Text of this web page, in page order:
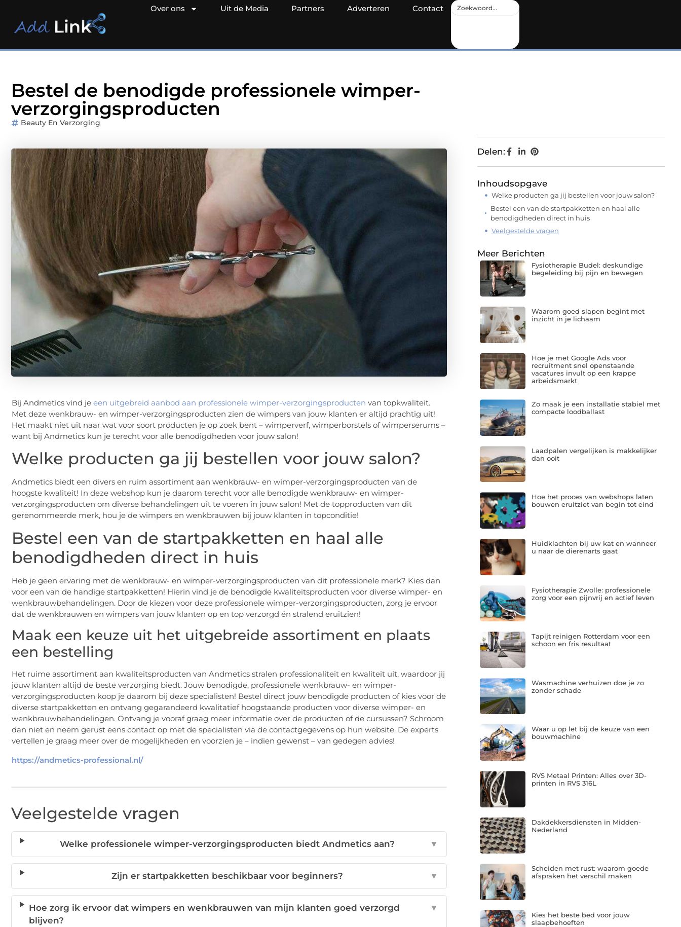
Over ons Uit de Media Partners Adverteren Contact
Bestel de benodigde professionele wimper-
verzorgingsproducten
Beauty En Verzorging
Bij Andmetics vind je een uitgebreid aanbod aan professionele wimper-verzorgingsproducten van topkwaliteit.
Met deze wenkbrauw- en wimper-verzorgingsproducten zien de wimpers van jouw klanten er altijd prachtig uit!
Het maakt niet uit naar wat voor soort producten je op zoek bent – wimperverf, wimperborstels of wimperserums –
want bij Andmetics kun je terecht voor alle benodigdheden voor jouw salon!
Welke producten ga jij bestellen voor jouw salon?
Andmetics biedt een divers en ruim assortiment aan wenkbrauw- en wimper-verzorgingsproducten van de
hoogste kwaliteit! In deze webshop kun je daarom terecht voor alle benodigde wenkbrauw- en wimper-
verzorgingsproducten om diverse behandelingen uit te voeren in jouw salon! Met de topproducten van dit
gerenommeerde merk, hou je de wimpers en wenkbrauwen bij jouw klanten in topconditie!
Bestel een van de startpakketten en haal alle
benodigdheden direct in huis
Heb je geen ervaring met de wenkbrauw- en wimper-verzorgingsproducten van dit professionele merk? Kies dan
voor een van de handige startpakketten! Hierin vind je de benodigde kwaliteitsproducten voor diverse wimper- en
wenkbrauwbehandelingen. Door de kiezen voor deze professionele wimper-verzorgingsproducten, zorg je ervoor
dat de wenkbrauwen en wimpers van jouw klanten op en top verzorgd én stralend eruitzien!
Maak een keuze uit het uitgebreide assortiment en plaats
een bestelling
Het ruime assortiment aan kwaliteitsproducten van Andmetics stralen professionaliteit en kwaliteit uit, waardoor jij
jouw klanten altijd de beste verzorging biedt. Jouw benodigde, professionele wenkbrauw- en wimper-
verzorgingsproducten koop je daarom bij deze specialisten! Bestel direct jouw benodigde producten of kies voor de
diverse startpakketten en ontvang gegarandeerd kwalitatief hoogstaande producten voor diverse wimper- en
wenkbrauwbehandelingen. Ontvang je vooraf graag meer informatie over de producten of de cursussen? Schroom
dan niet en neem gerust eens contact op met de specialisten via de contactgegevens op hun website. De experts
vertellen je graag meer over de mogelijkheden en voorzien je – indien gewenst – van gedegen advies!
https://andmetics-professional.nl/
Veelgestelde vragen
Welke professionele wimper-verzorgingsproducten biedt Andmetics aan? ▼
Zijn er startpakketten beschikbaar voor beginners? ▼
Hoe zorg ik ervoor dat wimpers en wenkbrauwen van mijn klanten goed verzorgd
blijven?
▼
Delen:
Inhoudsopgave
Welke producten ga jij bestellen voor jouw salon?
Bestel een van de startpakketten en haal alle
benodigdheden direct in huis
Veelgestelde vragen
Meer Berichten
Fysiotherapie Budel: deskundige
begeleiding bij pijn en bewegen
Waarom goed slapen begint met
inzicht in je lichaam
Hoe je met Google Ads voor
recruitment snel openstaande
vacatures invult op een krappe
arbeidsmarkt
Zo maak je een installatie stabiel met
compacte loodballast
Laadpalen vergelijken is makkelijker
dan ooit
Hoe het proces van webshops laten
bouwen eruitziet van begin tot eind
Huidklachten bij uw kat en wanneer
u naar de dierenarts gaat
Fysiotherapie Zwolle: professionele
zorg voor een pijnvrij en actief leven
Tapijt reinigen Rotterdam voor een
schoon en fris resultaat
Wasmachine verhuizen doe je zo
zonder schade
Waar u op let bij de keuze van een
bouwmachine
RVS Metaal Printen: Alles over 3D-
printen in RVS 316L
Dakdekkersdiensten in Midden-
Nederland
Scheiden met rust: waarom goede
afspraken het verschil maken
Kies het beste bed voor jouw
slaapbehoeften